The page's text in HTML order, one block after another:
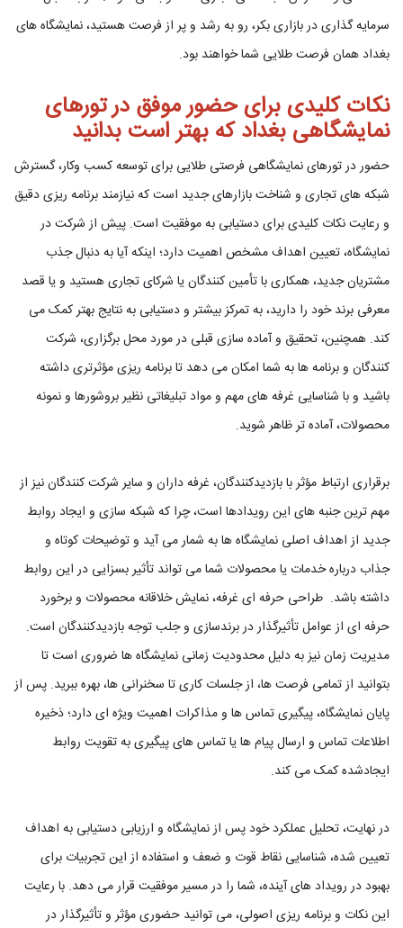
سرمایه گذاری در بازاری بکر، رو به رشد و پر از فرصت هستید، نمایشگاه های
بغداد همان فرصت طلایی شما خواهند بود.
نکات کلیدی برای حضور موفق در تورهای
نمایشگاهی بغداد که بهتر است بدانید
حضور در تورهای نمایشگاهی فرصتی طلایی برای توسعه کسب وکار، گسترش
شبکه های تجاری و شناخت بازارهای جدید است که نیازمند برنامه ریزی دقیق
و رعایت نکات کلیدی برای دستیابی به موفقیت است. پیش از شرکت در
نمایشگاه، تعیین اهداف مشخص اهمیت دارد؛ اینکه آیا به دنبال جذب
مشتریان جدید، همکاری با تأمین کنندگان یا شرکای تجاری هستید و یا قصد
معرفی برند خود را دارید، به تمرکز بیشتر و دستیابی به نتایج بهتر کمک می
کند. همچنین، تحقیق و آماده سازی قبلی در مورد محل برگزاری، شرکت
کنندگان و برنامه ها به شما امکان می دهد تا برنامه ریزی مؤثرتری داشته
باشید و با شناسایی غرفه های مهم و مواد تبلیغاتی نظیر بروشورها و نمونه
محصولات، آماده تر ظاهر شوید.
برقراری ارتباط مؤثر با بازدیدکنندگان، غرفه داران و سایر شرکت کنندگان نیز از
مهم ترین جنبه های این رویدادها است، چرا که شبکه سازی و ایجاد روابط
جدید از اهداف اصلی نمایشگاه ها به شمار می آید و توضیحات کوتاه و
جذاب درباره خدمات یا محصولات شما می تواند تأثیر بسزایی در این روابط
داشته باشد. طراحی حرفه ای غرفه، نمایش خلاقانه محصولات و برخورد
حرفه ای از عوامل تأثیرگذار در برندسازی و جلب توجه بازدیدکنندگان است.
مدیریت زمان نیز به دلیل محدودیت زمانی نمایشگاه ها ضروری است تا
بتوانید از تمامی فرصت ها، از جلسات کاری تا سخنرانی ها، بهره ببرید. پس از
پایان نمایشگاه، پیگیری تماس ها و مذاکرات اهمیت ویژه ای دارد؛ ذخیره
اطلاعات تماس و ارسال پیام ها یا تماس های پیگیری به تقویت روابط
ایجادشده کمک می کند.
در نهایت، تحلیل عملکرد خود پس از نمایشگاه و ارزیابی دستیابی به اهداف
تعیین شده، شناسایی نقاط قوت و ضعف و استفاده از این تجربیات برای
بهبود در رویداد های آینده، شما را در مسیر موفقیت قرار می دهد. با رعایت
این نکات و برنامه ریزی اصولی، می توانید حضوری مؤثر و تأثیرگذار در